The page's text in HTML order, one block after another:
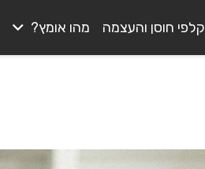
קלפי חוסן והעצמה מהו אומץ?